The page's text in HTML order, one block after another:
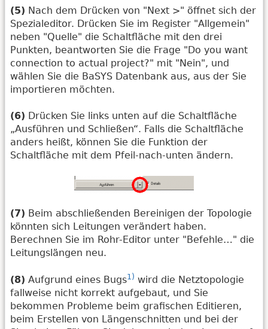
(5) Nach dem Drücken von "Next >" öffnet sich der
Spezialeditor. Drücken Sie im Register "Allgemein"
neben "Quelle" die Schaltfläche mit den drei
Punkten, beantworten Sie die Frage "Do you want
connection to actual project?" mit "Nein", und
wählen Sie die BaSYS Datenbank aus, aus der Sie
importieren möchten.
(6) Drücken Sie links unten auf die Schaltfläche
„Ausführen und Schließen“. Falls die Schaltfläche
anders heißt, können Sie die Funktion der
Schaltfläche mit dem Pfeil-nach-unten ändern.
(7) Beim abschließenden Bereinigen der Topologie
könnten sich Leitungen verändert haben.
Berechnen Sie im Rohr-Editor unter "Befehle…" die
Leitungslängen neu.
(8) Aufgrund eines Bugs1) wird die Netztopologie
fallweise nicht korrekt aufgebaut, und Sie
bekommen Probleme beim grafischen Editieren,
beim Erstellen von Längenschnitten und bei der